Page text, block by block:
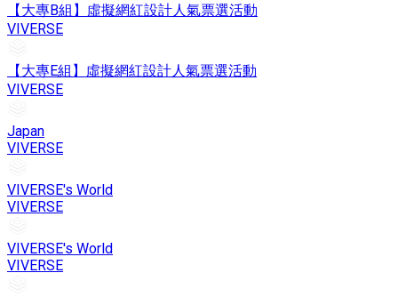
【大專B組】虛擬網紅設計人氣票選活動
VIVERSE
【大專E組】虛擬網紅設計人氣票選活動
VIVERSE
Japan
VIVERSE
VIVERSE's World
VIVERSE
VIVERSE's World
VIVERSE